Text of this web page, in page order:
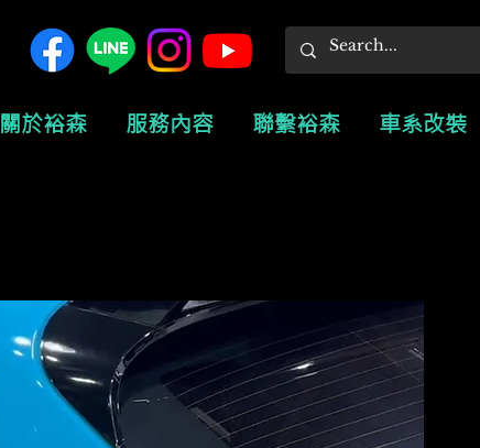
關於裕森 服務內容 聯繫裕森 車系改裝